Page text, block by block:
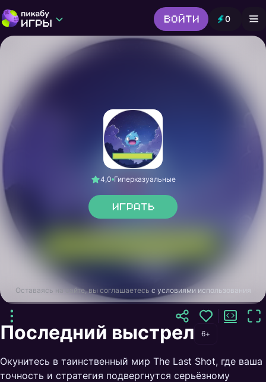
Войти 0
Игры от Пикабу
Выбор редакции
Шутер
Гонки
4,0 Гиперказуальные
Играть
Оставаясь на сайте, вы соглашаетесь с условиями использования
Последний выстрел 6+
Окунитесь в таинственный мир The Last Shot, где ваша
точность и стратегия подвергнутся серьёзному